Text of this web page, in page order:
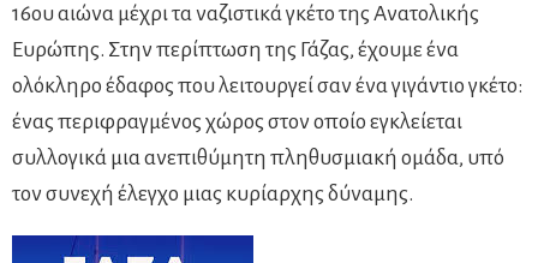
16ου αιώνα μέχρι τα ναζιστικά γκέτο της Ανατολικής
Ευρώπης. Στην περίπτωση της Γάζας, έχουμε ένα
ολόκληρο έδαφος που λειτουργεί σαν ένα γιγάντιο γκέτο:
ένας περιφραγμένος χώρος στον οποίο εγκλείεται
συλλογικά μια ανεπιθύμητη πληθυσμιακή ομάδα, υπό
τον συνεχή έλεγχο μιας κυρίαρχης δύναμης.